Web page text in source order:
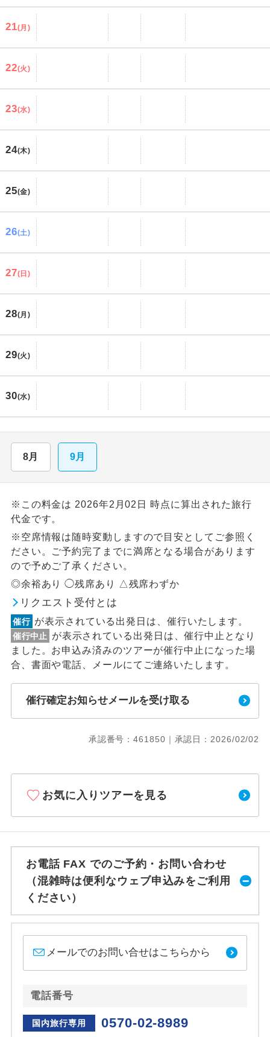
21(月)
22(火)
23(水)
24(木)
25(金)
26(土)
27(日)
28(月)
29(火)
30(水)
8月 9月
※この料金は 2026年2月02日 時点に算出された旅行
代金です。
※空席情報は随時変動しますので目安としてご参照く
ださい。ご予約完了までに満席となる場合があります
ので予めご了承ください。
◎余裕あり ◯残席あり △残席わずか
リクエスト受付とは
催行 が表示されている出発日は、催行いたします。
催行中止
が表示されている出発日は、催行中止となり
ました。お申込み済みのツアーが催行中止になった場
合、書面や電話、メールにてご連絡いたします。
催行確定お知らせメールを受け取る
承認番号：461850｜承認日：2026/02/02
お気に入りツアーを見る
お電話 FAX でのご予約・お問い合わせ
（混雑時は便利なウェブ申込みをご利用
ください）
メールでのお問い合せはこちらから
電話番号
国内旅行専用 0570-02-8989